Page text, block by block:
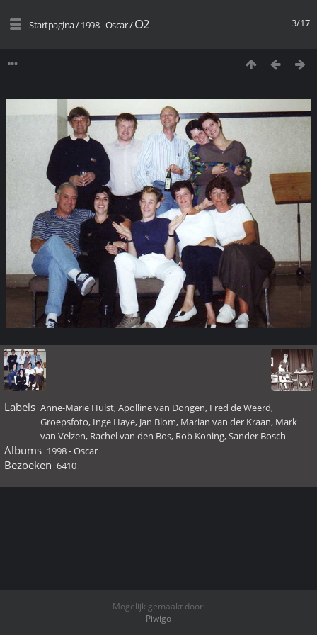
3/17
Startpagina/1998 - Oscar/O2
Labels Anne-Marie Hulst,Apolline van Dongen, Fred de Weerd,
Groepsfoto, Inge Haye, Jan Blom, Marian van der Kraan, Mark
van Velzen, Rachel van den Bos, Rob Koning,Sander Bosch
Albums 1998 - Oscar
Bezoeken 6410
Mogelijk gemaakt door:
Piwigo